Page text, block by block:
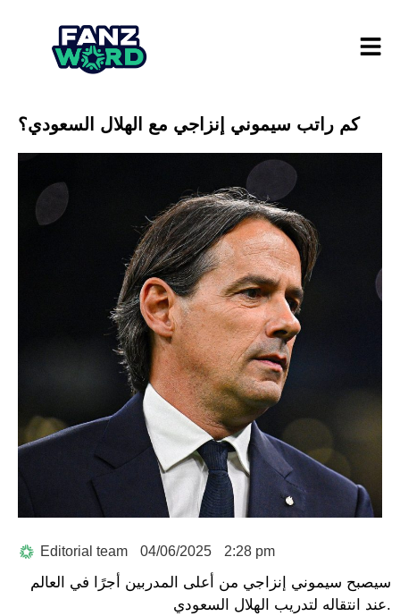
كم راتب سيموني إنزاجي مع الهلال السعودي؟
Editorial team 04/06/2025 2:28 pm
سيصبح سيموني إنزاجي من أعلى المدربين أجرًا في العالم
عند انتقاله لتدريب الهلال السعودي.